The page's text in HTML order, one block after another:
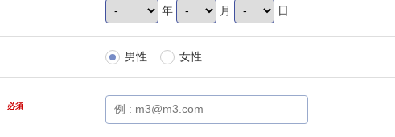
年 月 日
男性 女性
必須